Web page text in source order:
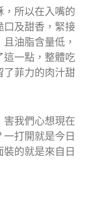
，所以在入嘴的
及甜香，緊接
且油脂含量低，
這一點，整體吃
菲力的肉汁甜
我們心想現在
打開就是今日
的就是來自日